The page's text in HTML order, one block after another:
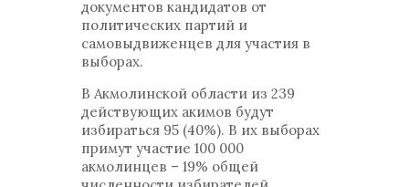
документов кандидатов от
политических партий и
самовыдвиженцев для участия в
выборах.
В Акмолинской области из 239
действующих акимов будут
избираться 95 (40%). В их выборах
примут участие 100 000
акмолинцев – 19% общей